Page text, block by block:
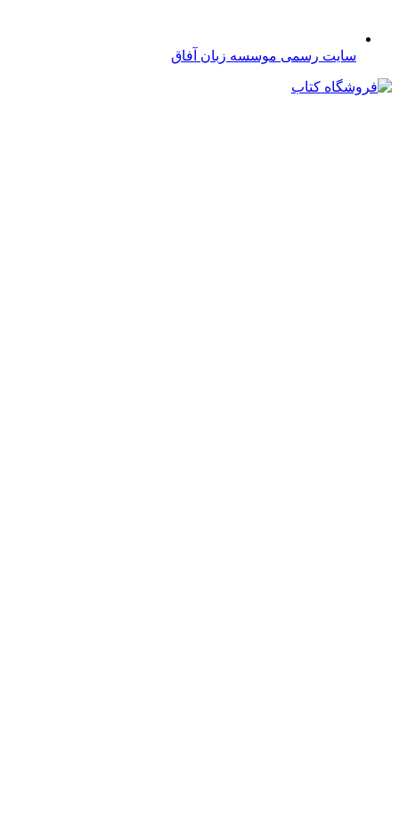
سایت رسمی موسسه زبان آفاق